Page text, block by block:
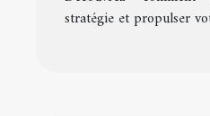
stratégie et propulser